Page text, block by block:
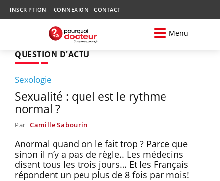
INSCRIPTION CONNEXION CONTACT
Menu
QUESTION D'ACTU
Sexologie
Sexualité : quel est le rythme
normal ?
Par Camille Sabourin
Anormal quand on le fait trop ? Parce que
sinon il n’y a pas de règle.. Les médecins
disent tous les trois jours… Et les Français
répondent un peu plus de 8 fois par mois!